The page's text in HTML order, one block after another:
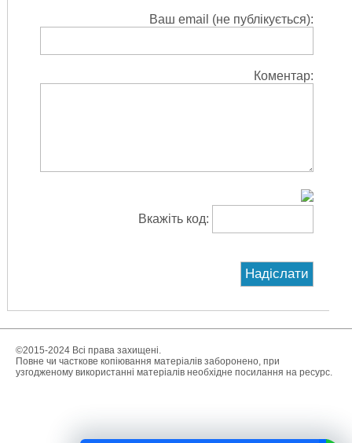
Ваш email (не публікується):
Коментар:
Вкажіть код:
©2015-2024 Всі права захищені.
Повне чи часткове копіювання матеріалів заборонено, при
узгодженому використанні матеріалів необхідне посилання на ресурс.